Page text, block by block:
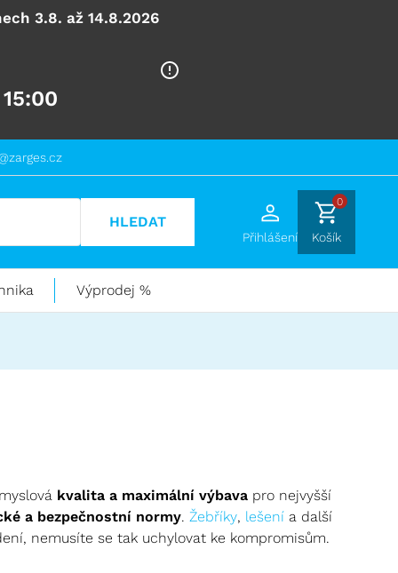
3.8. až 14.8.2026
HLEDAT
Přihlášení
0
Košík
Výprodej %
kvalita a maximální výbava pro nejvyšší
a bezpečnostní normy. Žebříky, lešení a další
nemusíte se tak uchylovat ke kompromisům.